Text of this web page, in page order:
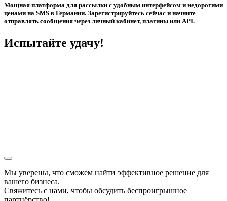
Мощная платформа для рассылки с удобным интерфейсом и недорогими
ценами на SMS в Германии. Зарегистрируйтесь сейчас и начните
отправлять сообщения через личный кабинет, плагины или API.
Испытайте удачу!
Мы уверены, что сможем найти эффективное решение для
вашего бизнеса.
Свяжитесь с нами, чтобы обсудить беспроигрышное